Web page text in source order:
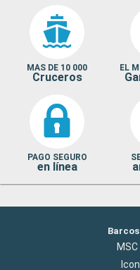
MAS DE 10 000
Cruceros
EL
PAGO SEGURO
en línea